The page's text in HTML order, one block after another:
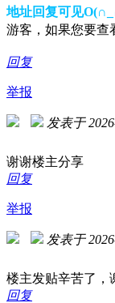
地址回复可见
游客，如果您要查
回复
举报
发表于
谢谢楼主分享
回复
举报
发表于
楼主发贴辛苦了，
回复